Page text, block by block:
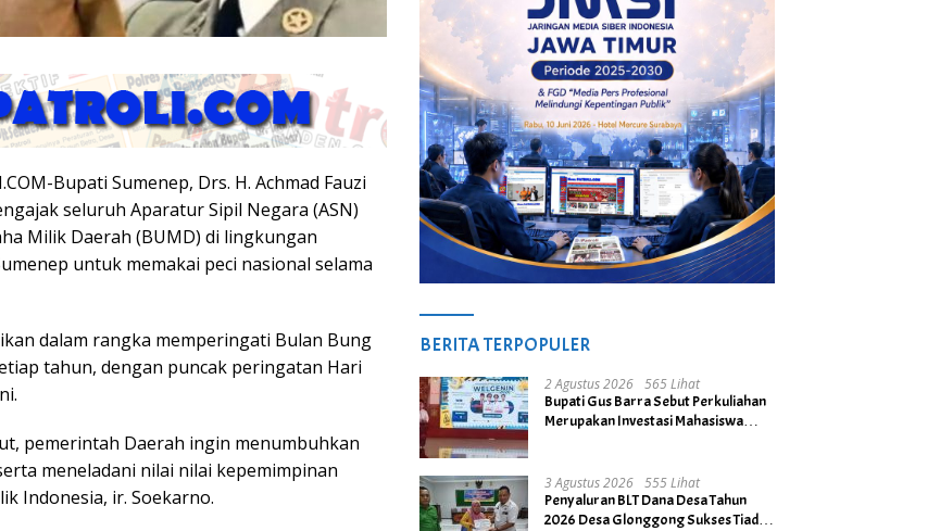
Bupati Sumenep, Drs. H. Achmad Fauzi
seluruh Aparatur Sipil Negara (ASN)
Milik Daerah (BUMD) di lingkungan
untuk memakai peci nasional selama
dalam rangka memperingati Bulan Bung
tahun, dengan puncak peringatan Hari
pemerintah Daerah ingin menumbuhkan
meneladani nilai nilai kepemimpinan
Indonesia, ir. Soekarno.
BERITA TERPOPULER
2 Agustus 2026
565 Lihat
Bupati Gus Barra Sebut Perkuliahan
Merupakan Investasi Mahasiswa
3 Agustus 2026
555 Lihat
Penyaluran BLT Dana Desa Tahun
2026 Desa Glonggong Sukses Tiada